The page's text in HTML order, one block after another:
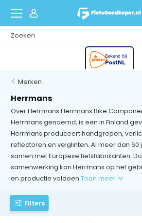
Merken
Herrmans
Over Herrmans Herrmans Bike
Herrmans genoemd, is een in Finland
Herrmans produceert handgrepen,
reflectoren en velglinten. Al meer dan 60
samen met Europese fietsfabrikanten.
samenwerking kan Herrmans op het
en productie voldoenToon meer
Filters